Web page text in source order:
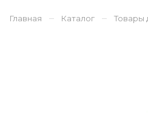
Главная – Каталог – Товары